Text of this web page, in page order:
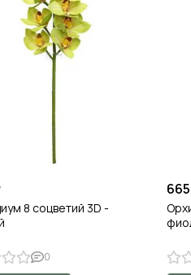
8 соцветий 3D -
0